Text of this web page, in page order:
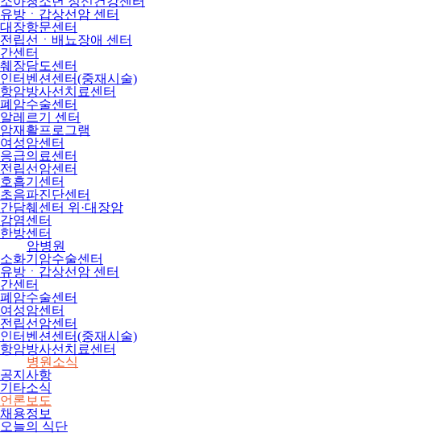
유방ㆍ갑상선암 센터
대장항문센터
전립선ㆍ배뇨장애 센터
간센터
췌장담도센터
인터벤션센터(중재시술)
항암방사선치료센터
폐암수술센터
알레르기 센터
암재활프로그램
여성암센터
응급의료센터
전립선암센터
호흡기센터
초음파진단센터
간담췌센터 위·대장암
감염센터
한방센터
암병원
소화기암수술센터
유방ㆍ갑상선암 센터
간센터
폐암수술센터
여성암센터
전립선암센터
인터벤션센터(중재시술)
항암방사선치료센터
병원소식
공지사항
기타소식
언론보도
채용정보
오늘의 식단